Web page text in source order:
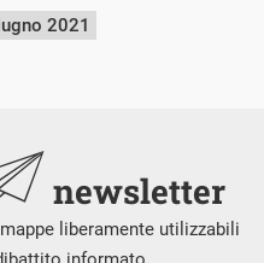
2021
newsletter
liberamente utilizzabili